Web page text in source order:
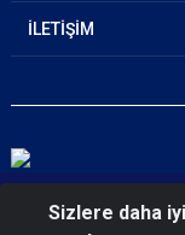
İLETİŞİM
© 2026
Sizlere daha